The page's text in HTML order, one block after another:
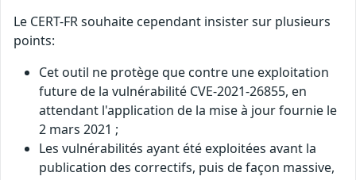
Le CERT-FR souhaite cependant insister sur plusieurs
points:
Cet outil ne protège que contre une exploitation
future de la vulnérabilité CVE-2021-26855, en
attendant l'application de la mise à jour fournie le
2 mars 2021 ;
Les vulnérabilités ayant été exploitées avant la
publication des correctifs, puis de façon massive,